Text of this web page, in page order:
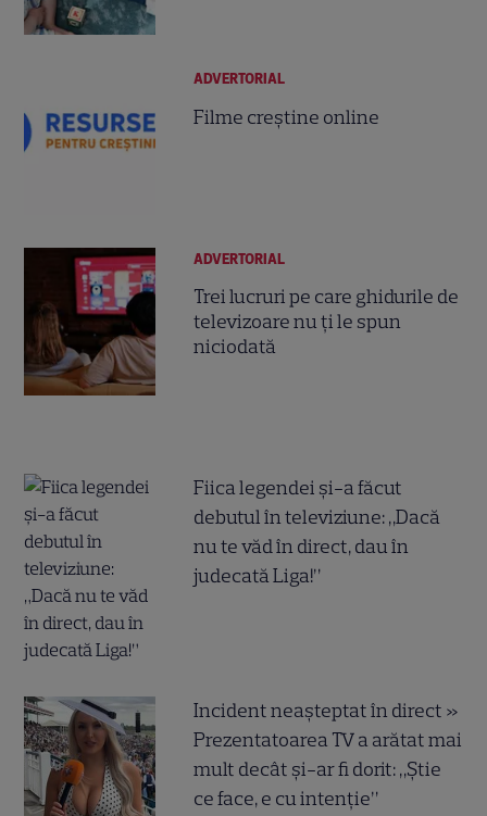
ADVERTORIAL
Filme creștine online
ADVERTORIAL
Trei lucruri pe care ghidurile de
televizoare nu ți le spun
niciodată
Fiica legendei și-a făcut
debutul în televiziune: „Dacă
nu te văd în direct, dau în
judecată Liga!”
Incident neașteptat în direct »
Prezentatoarea TV a arătat mai
mult decât și-ar fi dorit: „Știe
ce face, e cu intenție”